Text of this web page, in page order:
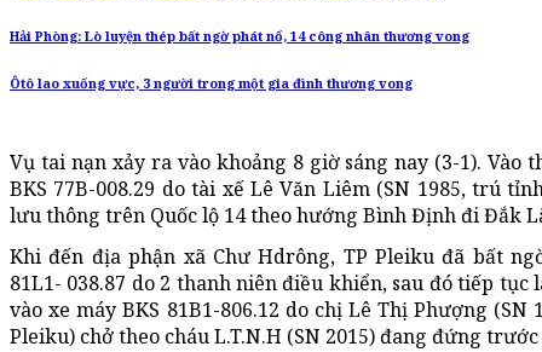
Hải Phòng: Lò luyện thép bất ngờ phát nổ, 14 công nhân thương vong
Ôtô lao xuống vực, 3 người trong một gia đình thương vong
Vụ tai nạn xảy ra vào khoảng 8 giờ sáng nay (3-1). Vào
BKS 77B-008.29 do tài xế Lê Văn Liêm (SN 1985, trú
lưu thông trên Quốc lộ 14 theo hướng Bình Định đi Đắk
Khi đến địa phận xã Chư Hdrông, TP Pleiku đã bất
81L1- 038.87 do 2 thanh niên điều khiển, sau đó tiếp
vào xe máy BKS 81B1-806.12 do chị Lê Thị Phượng (SN
Pleiku) chở theo cháu L.T.N.H (SN 2015) đang đứng